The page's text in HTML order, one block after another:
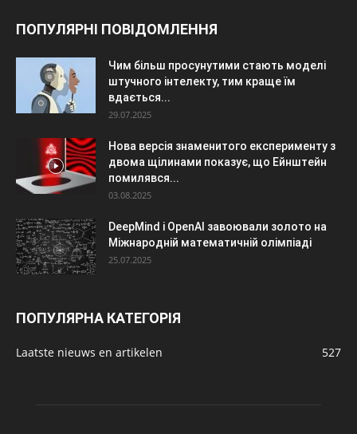
ПОПУЛЯРНІ ПОВІДОМЛЕННЯ
Чим більш просунутими стають моделі
штучного інтелекту, тим краще їм
вдається...
29.07.2025
Нова версія знаменитого експерименту з
двома щілинами показує, що Ейнштейн
помилявся...
03.08.2025
DeepMind і OpenAI завоювали золото на
Міжнародній математичній олімпіаді
25.07.2025
ПОПУЛЯРНА КАТЕГОРІЯ
Laatste nieuws en artikelen 527